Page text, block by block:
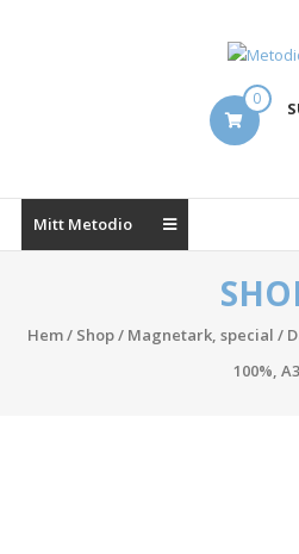
Management
Boards
0
Mitt Metodio
Hem/ Shop/ Magnetark, special /
100%, A3